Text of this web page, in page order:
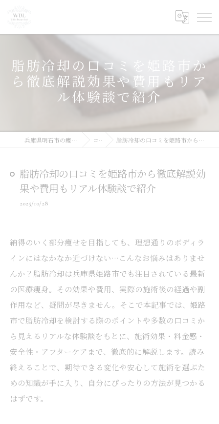
脂肪冷却の口コミを姫路市か
ら徹底解説効果や費用もリア
ル体験談で紹介
兵庫県明石市の痩身ならWhite Beauty Lab コラム 脂肪冷却の口コミを姫路市から徹底解説効果や費用もリアル体験談で紹介
脂肪冷却の口コミを姫路市から徹底解説効
果や費用もリアル体験談で紹介
2025/10/28
納得のいく部分痩せを目指しても、理想通りのボディラ
インにはなかなか近づけない…こんなお悩みはありませ
んか？脂肪冷却は兵庫県姫路市でも注目されている最新
の医療痩身。その効果や費用、実際の施術後の経過や副
作用など、疑問が尽きません。そこで本記事では、姫路
市で脂肪冷却を検討する際のポイントや多数の口コミか
ら見えるリアルな体験談をもとに、施術効果・料金感・
安全性・アフターケアまで、徹底的に解説します。読み
終えることで、期待できる変化や安心して施術を選ぶた
めの知識が手に入り、自分にぴったりの方法が見つかる
はずです。